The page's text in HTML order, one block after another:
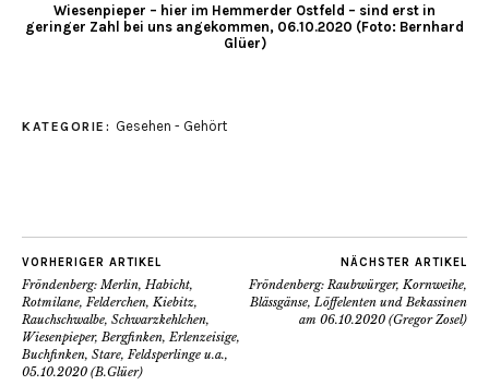
Wiesenpieper – hier im Hemmerder Ostfeld – sind erst in
geringer Zahl bei uns angekommen, 06.10.2020 (Foto: Bernhard
Glüer)
KATEGORIE: Gesehen - Gehört
VORHERIGER ARTIKEL
Fröndenberg: Merlin, Habicht,
Rotmilane, Felderchen, Kiebitz,
Rauchschwalbe, Schwarzkehlchen,
Wiesenpieper, Bergfinken, Erlenzeisige,
Buchfinken, Stare, Feldsperlinge u.a.,
05.10.2020 (B.Glüer)
NÄCHSTER ARTIKEL
Fröndenberg: Raubwürger, Kornweihe,
Blässgänse, Löffelenten und Bekassinen
am 06.10.2020 (Gregor Zosel)